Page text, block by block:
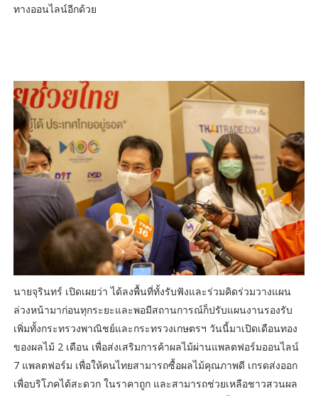
ทางออนไลน์อีกด้วย
นายจุรินทร์ เปิดเผยว่า ได้ลงพื้นที่ทั้งรับฟังและร่วมคิดร่วมวางแผน
ล่วงหน้ามาก่อนทุกระยะและพอมีสถานการณ์ก็ปรับแผนงานรองรับ
เพิ่มทั้งกระทรวงพาณิชย์และกระทรวงเกษตรฯ วันนี้มาเปิดเดือนทอง
ของผลไม้ 2 เดือน เพื่อส่งเสริมการค้าผลไม้ผ่านแพลตฟอร์มออนไลน์
7 แพลตฟอร์ม เพื่อให้คนไทยสามารถซื้อผลไม้คุณภาพดี เกรดส่งออก
เพื่อบริโภคได้สะดวก ในราคาถูก และสามารถช่วยเหลือชาวสวนผล